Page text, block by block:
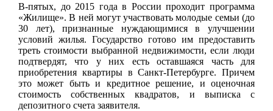
В-пятых, до 2015 года в России проходит программа
«Жилище». В ней могут участвовать молодые семьи (до
30 лет), признанные нуждающимися в улучшении
условий жилья. Государство готово им предоставить
треть стоимости выбранной недвижимости, если люди
подтвердят, что у них есть оставшаяся часть для
приобретения квартиры в Санкт-Петербурге. Причем
это может быть и кредитное решение, и оценочная
стоимость собственных квадратов, и выписка с
депозитного счета заявителя.